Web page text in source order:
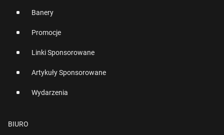
Banery
Promocje
Linki Sponsorowane
Artykuły Sponsorowane
Wydarzenia
BIURO